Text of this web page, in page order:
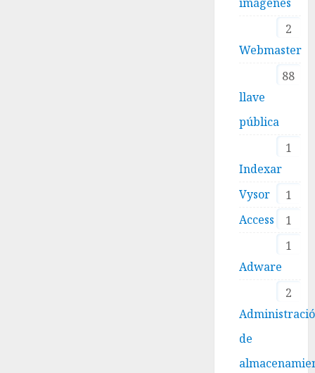
2
Webmaster
88
llave
pública
1
Indexar
1
Vysor
1
Access
1
Adware
2
de